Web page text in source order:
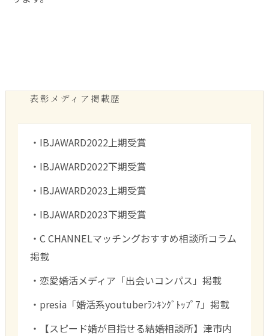
表彰メディア掲載歴
・IBJAWARD2022上期受賞
・IBJAWARD2022下期受賞
・IBJAWARD2023上期受賞
・IBJAWARD2023下期受賞
・C CHANNELマッチングおすすめ相談所コラム
掲載
・恋愛婚活メディア「出会いコンパス」掲載
・presia「婚活系youtuberﾗﾝｷﾝｸﾞﾄｯﾌﾟ7」掲載
・【スピード婚が目指せる結婚相談所】津市内